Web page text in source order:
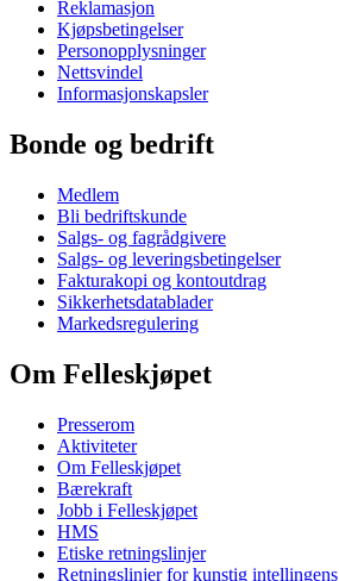
Reklamasjon
Kjøpsbetingelser
Personopplysninger
Nettsvindel
Informasjonskapsler
Bonde og bedrift
Medlem
Bli bedriftskunde
Salgs- og fagrådgivere
Salgs- og leveringsbetingelser
Fakturakopi og kontoutdrag
Sikkerhetsdatablader
Markedsregulering
Om Felleskjøpet
Presserom
Aktiviteter
Om Felleskjøpet
Bærekraft
Jobb i Felleskjøpet
HMS
Etiske retningslinjer
Retningslinjer for kunstig intellingens